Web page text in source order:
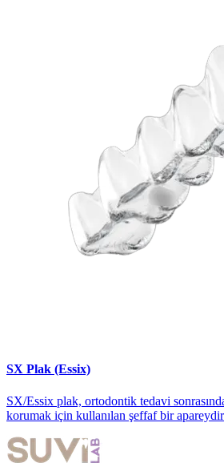
SX Plak (Essix)
SX/Essix plak, ortodontik tedavi
korumak için kullanılan şeffaf bir